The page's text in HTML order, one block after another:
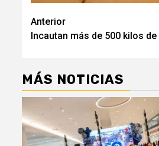
Navegación
de
Anterior
Incautan más de 500 kilos
MÁS NOTICIAS